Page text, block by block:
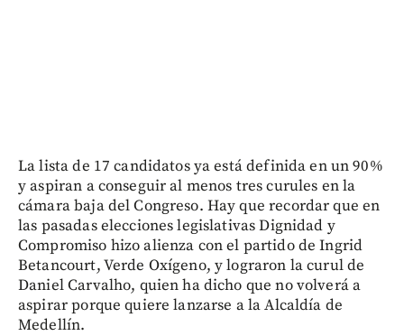
La lista de 17 candidatos ya está definida en un 90%
y aspiran a conseguir al menos tres curules en la
cámara baja del Congreso. Hay que recordar que en
las pasadas elecciones legislativas Dignidad y
Compromiso hizo alienza con el partido de Ingrid
Betancourt, Verde Oxígeno, y lograron la curul de
Daniel Carvalho, quien ha dicho que no volverá a
aspirar porque quiere lanzarse a la Alcaldía de
Medellín.